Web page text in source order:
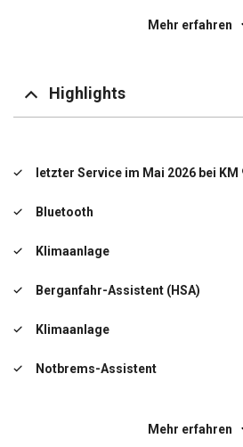
Klimaanlage
Mehr erfahren
Highlights
letzter Service im Mai 2026 bei KM
Bluetooth
Klimaanlage
Berganfahr-Assistent (HSA)
Klimaanlage
Notbrems-Assistent
Mehr erfahren